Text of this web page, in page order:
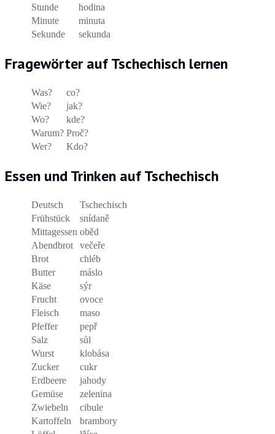
Stunde
hodina
Minute
minuta
Sekunde
sekunda
Fragewörter auf Tschechisch lernen
Was?
co?
Wie?
jak?
Wo?
kde?
Warum? Proč?
Wer?
Kdo?
Essen und Trinken auf Tschechisch
Deutsch
Tschechisch
Frühstück
snídaně
Mittagessen oběd
Abendbrot
večeře
Brot
chléb
Butter
máslo
Käse
sýr
Frucht
ovoce
Fleisch
maso
Pfeffer
pepř
Salz
sůl
Wurst
klobása
Zucker
cukr
Erdbeere
jahody
Gemüse
zelenina
Zwiebeln
cibule
Kartoffeln
brambory